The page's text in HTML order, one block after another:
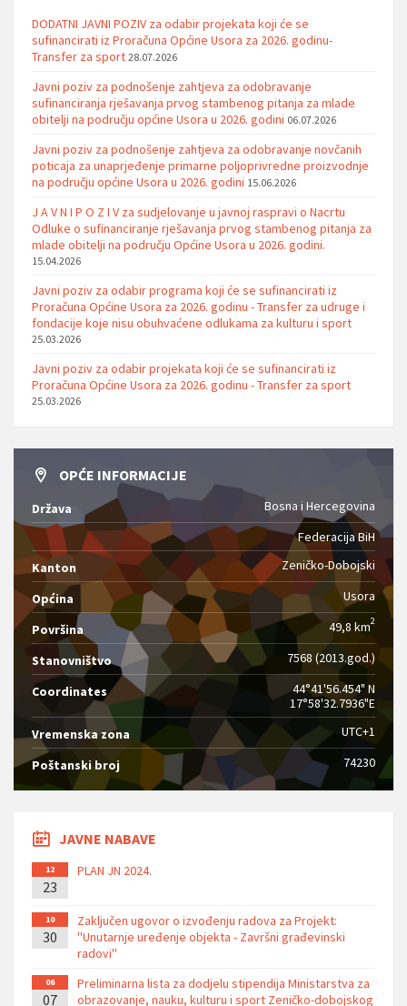
DODATNI JAVNI POZIV za odabir projekata koji će se
sufinancirati iz Proračuna Općine Usora za 2026. godinu-
Transfer za sport 28.07.2026
Javni poziv za podnošenje zahtjeva za odobravanje
sufinanciranja rješavanja prvog stambenog pitanja za mlade
obitelji na području općine Usora u 2026. godini 06.07.2026
Javni poziv za podnošenje zahtjeva za odobravanje novčanih
poticaja za unaprjeđenje primarne poljoprivredne proizvodnje
na području općine Usora u 2026. godini 15.06.2026
J A V N I P O Z I V za sudjelovanje u javnoj raspravi o Nacrtu
Odluke o sufinanciranje rješavanja prvog stambenog pitanja za
mlade obitelji na području Općine Usora u 2026. godini.
15.04.2026
Javni poziv za odabir programa koji će se sufinancirati iz
Proračuna Općine Usora za 2026. godinu - Transfer za udruge i
fondacije koje nisu obuhvaćene odlukama za kulturu i sport
25.03.2026
Javni poziv za odabir projekata koji će se sufinancirati iz
Proračuna Općine Usora za 2026. godinu - Transfer za sport
25.03.2026
OPĆE INFORMACIJE
Država
Bosna i Hercegovina
Federacija BiH
Kanton
Zeničko-Dobojski
Općina Usora
Površina 49,8 km2
Stanovništvo 7568 (2013.god.)
Coordinates
44°41'56.454" N
17°58'32.7936"E
Vremenska zona
UTC+1
Poštanski broj 74230
JAVNE NABAVE
12
23
PLAN JN 2024.
10
30
Zaključen ugovor o izvođenju radova za Projekt:
''Unutarnje uređenje objekta - Završni građevinski
radovi''
06
07
Preliminarna lista za dodjelu stipendija Ministarstva za
obrazovanje, nauku, kulturu i sport Zeničko-dobojskog